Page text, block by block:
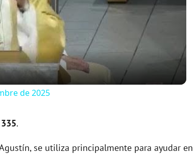
de 2025
.
se utiliza principalmente para ayudar en